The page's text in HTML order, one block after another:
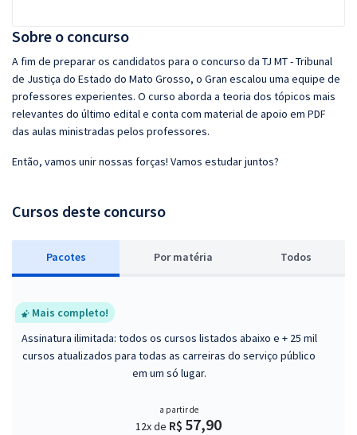
Sobre o concurso
A fim de preparar os candidatos para o concurso da TJ MT - Tribunal
de Justiça do Estado do Mato Grosso, o Gran escalou uma equipe de
professores experientes. O curso aborda a teoria dos tópicos mais
relevantes do último edital e conta com material de apoio em PDF
das aulas ministradas pelos professores.
Então, vamos unir nossas forças! Vamos estudar juntos?
Cursos deste concurso
Pacotes Por matéria Todos
Mais completo!
Assinatura ilimitada: todos os cursos listados abaixo e + 25 mil
cursos atualizados para todas as carreiras do serviço público
em um só lugar.
a partir de
12x de R$ 57,90